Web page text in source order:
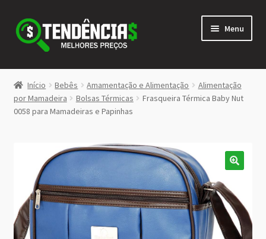
Pular
para
navegação
Pular
para
conteúdo
Menu
LOJA
<>
Início Bebês Amamentação e Alimentação
Alimentação
por Mamadeira
Bolsas Térmicas
Frasqueira Térmica Baby Nut
0058 para Mamadeiras e Papinhas